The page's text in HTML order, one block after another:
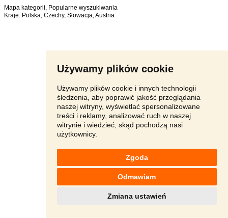
Używamy plików cookie
Używamy plików cookie i innych technologii
śledzenia, aby poprawić jakość przeglądania
naszej witryny, wyświetlać spersonalizowane
treści i reklamy, analizować ruch w naszej
witrynie i wiedzieć, skąd pochodzą nasi
użytkownicy.
Zgoda
Odmawiam
Zmiana ustawień
Mapa kategorii, Popularne wyszukiwania
Kraje: Polska, Czechy, Słowacja,Austria